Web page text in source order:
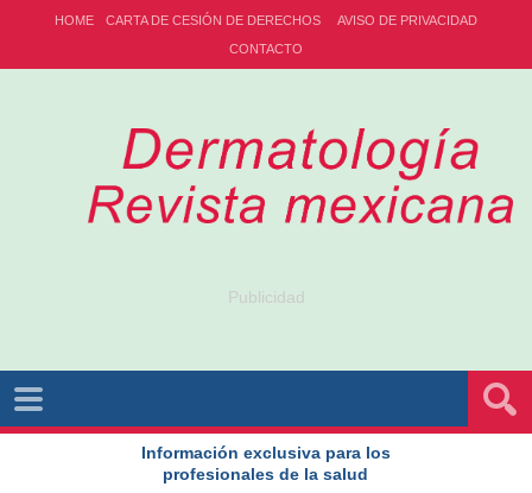
HOME CARTA DE CESIÓN DE DERECHOS
AVISO DE PRIVACIDAD
CONTACTO
Publicidad
Información exclusiva para los
profesionales de la salud